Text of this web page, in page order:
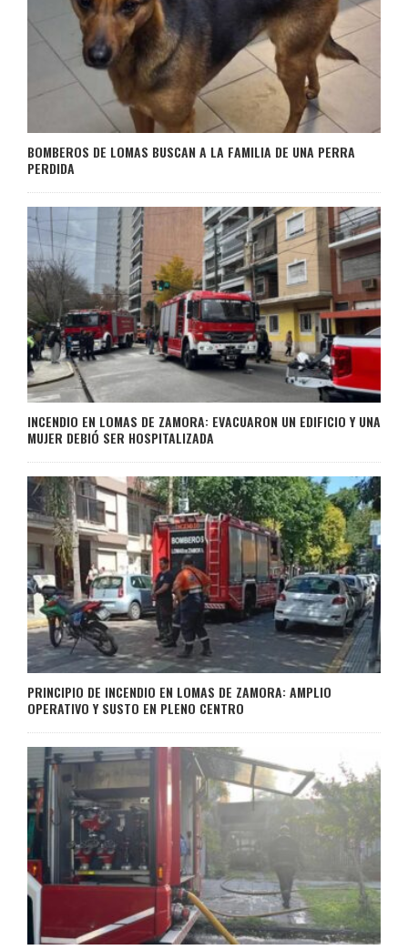
BOMBEROS DE LOMAS BUSCAN A LA FAMILIA DE UNA PERRA
PERDIDA
INCENDIO EN LOMAS DE ZAMORA: EVACUARON UN EDIFICIO Y UNA
MUJER DEBIÓ SER HOSPITALIZADA
PRINCIPIO DE INCENDIO EN LOMAS DE ZAMORA: AMPLIO
OPERATIVO Y SUSTO EN PLENO CENTRO